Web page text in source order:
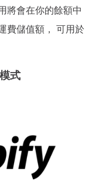
將會在你的餘額中
費儲值額， 可用於
式